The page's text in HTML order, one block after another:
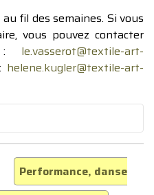
fil des semaines. Si vous
vous pouvez contacter
: le.vasserot@textile-art-
helene.kugler@textile-art-
Performance, danse